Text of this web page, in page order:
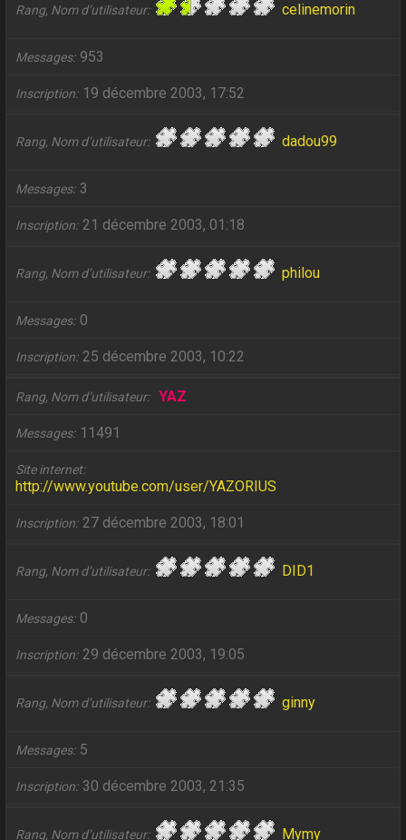
Rang, Nom d’utilisateur celinemorin
Messages 953
Inscription 19 décembre 2003, 17:52
Rang, Nom d’utilisateur dadou99
Messages 3
Inscription 21 décembre 2003, 01:18
Rang, Nom d’utilisateur philou
Messages 0
Inscription 25 décembre 2003, 10:22
Rang, Nom d’utilisateur YAZ
Messages 11491
Site internet
http://www.youtube.com/user/YAZORIUS
Inscription 27 décembre 2003, 18:01
Rang, Nom d’utilisateur DID1
Messages 0
Inscription 29 décembre 2003, 19:05
Rang, Nom d’utilisateur ginny
Messages 5
Inscription 30 décembre 2003, 21:35
Rang, Nom d’utilisateur Mymy